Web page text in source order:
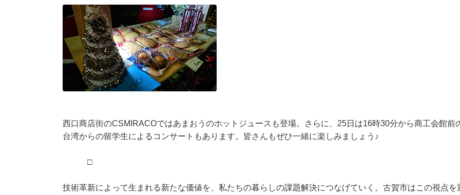
西口商店街のCSMIRACOではあまおうのホットジュースも登場。さらに、25日は16時30分から商工会館前
台湾からの留学生によるコンサートもあります。皆さんもぜひ一緒に楽しみましょう♪
□
技術革新によって生まれる新たな価値を、私たちの暮らしの課題解決につなげていく。古賀市はこの視点を